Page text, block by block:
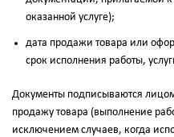
оказанной услуге);
дата продажи товара или
срок исполнения работы,
Документы подписываются
продажу товара (выполнение
исключением случаев, когда